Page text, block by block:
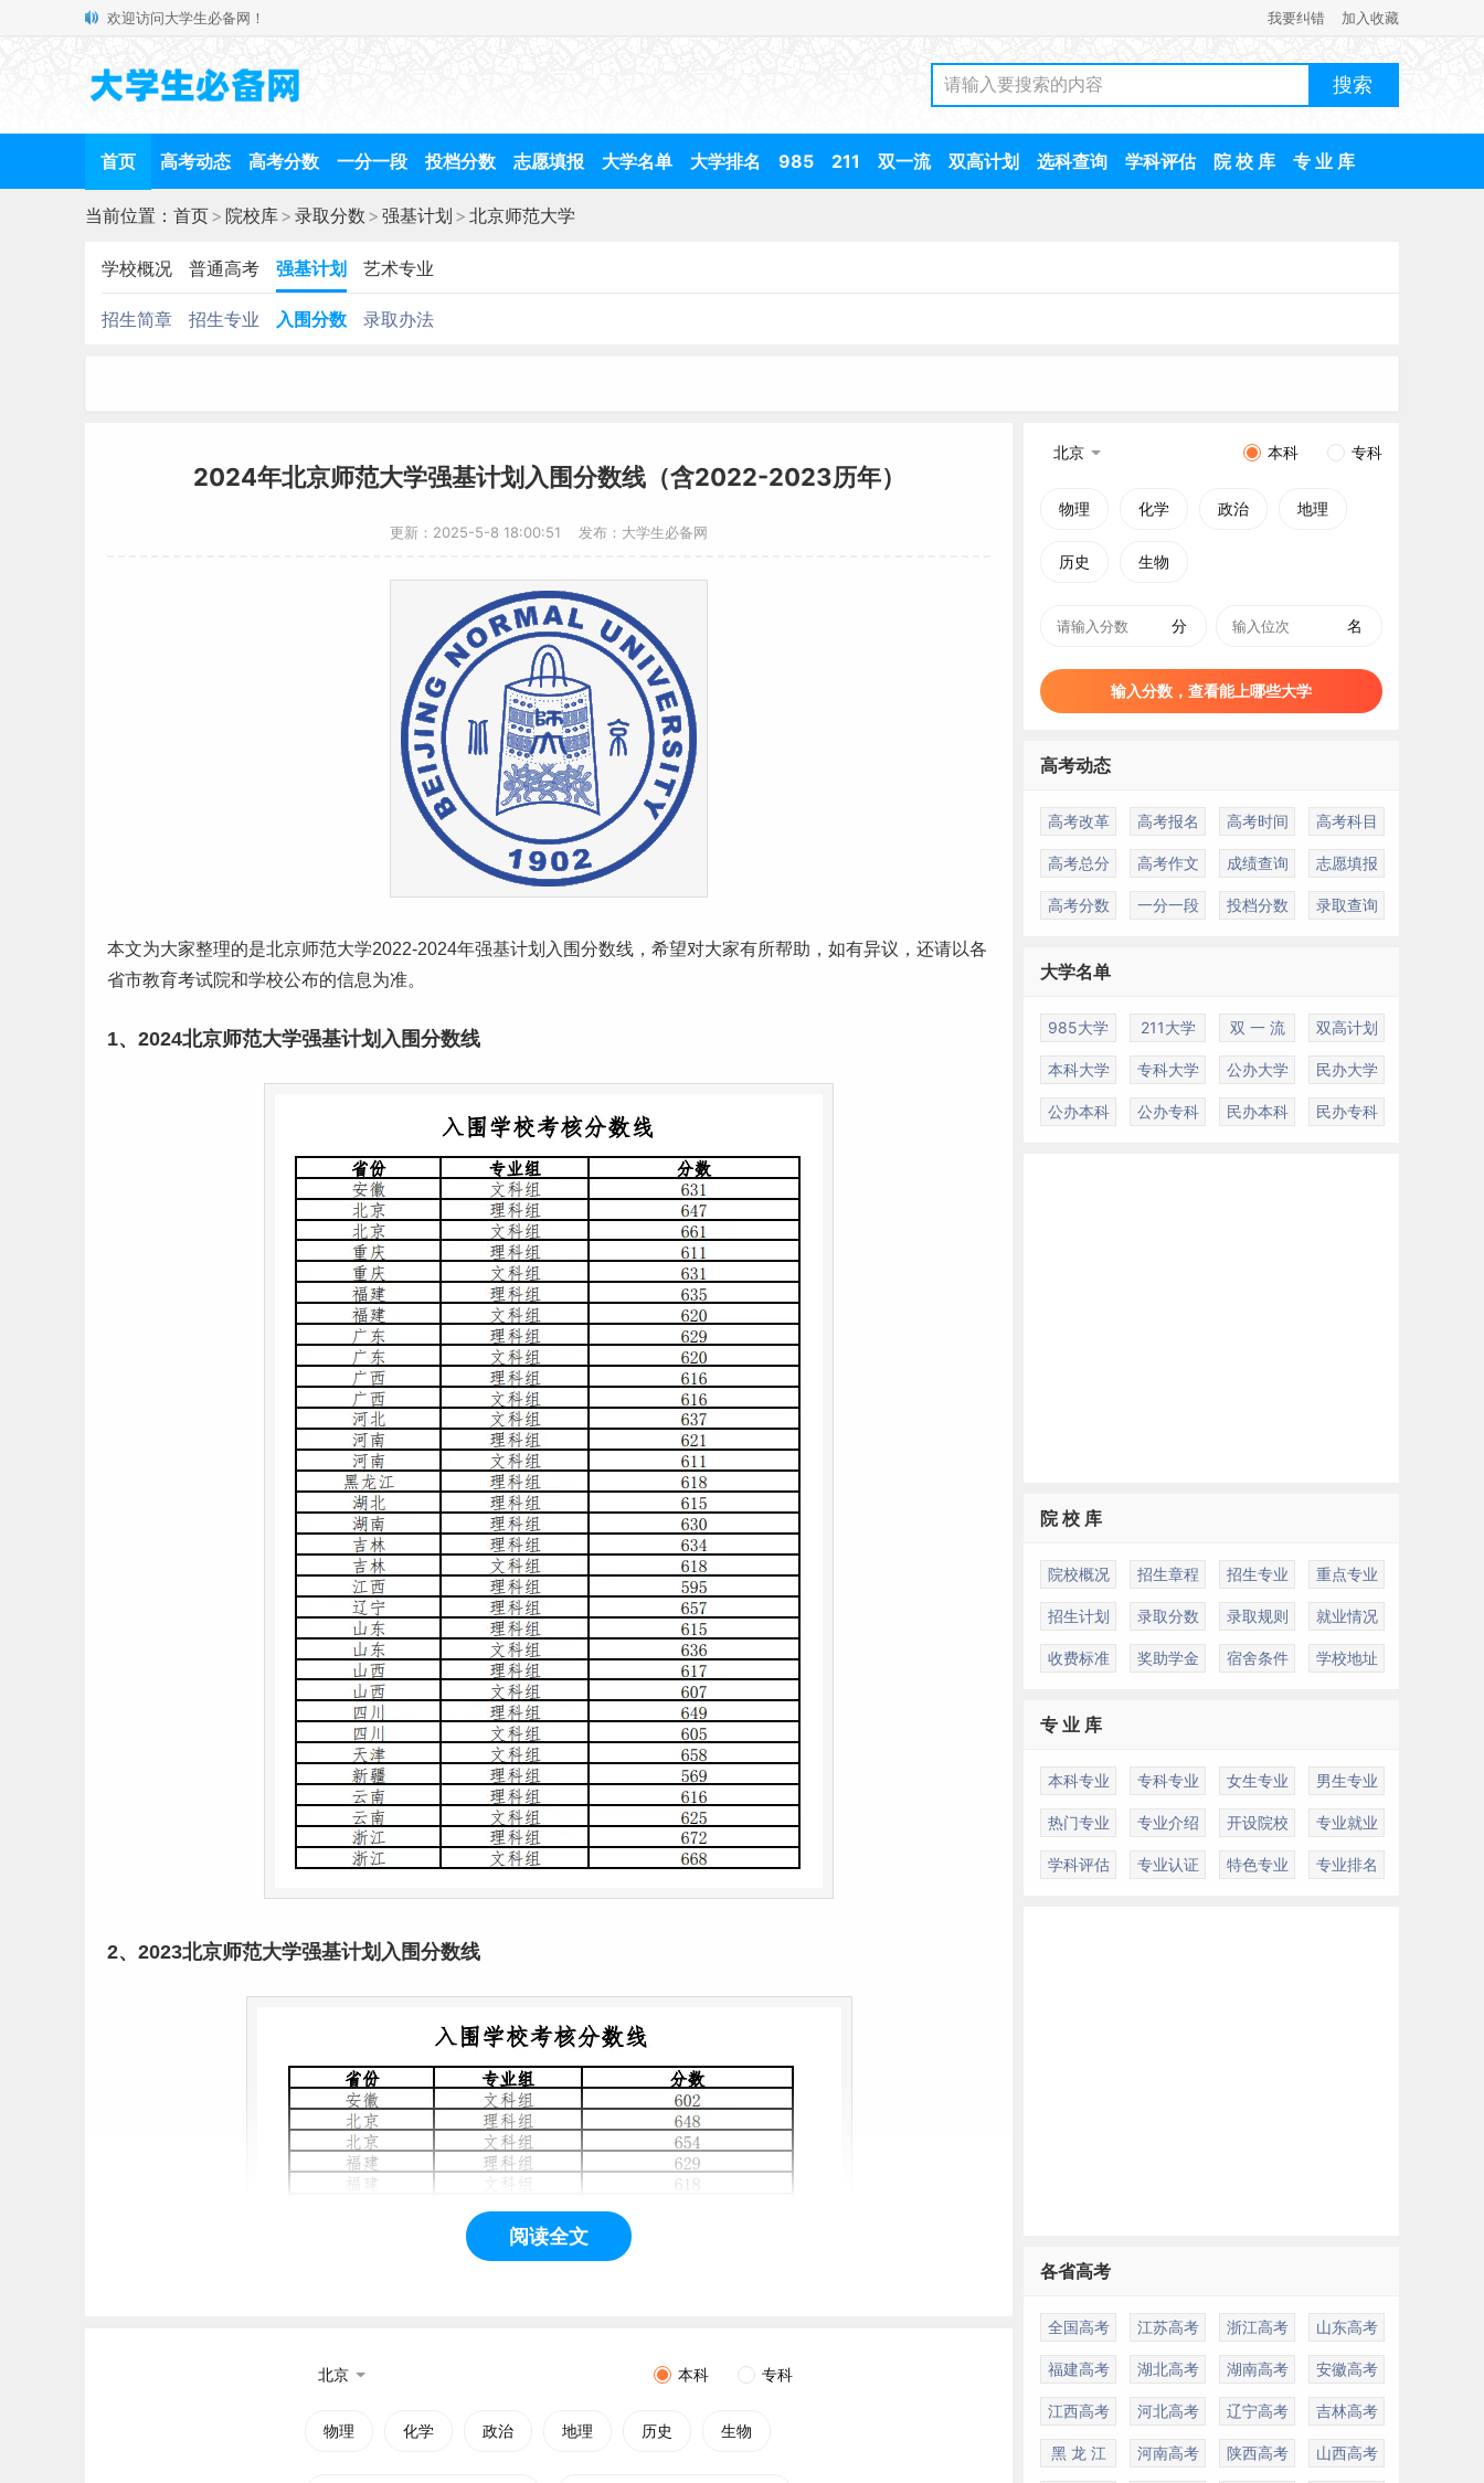
欢迎访问大学生必备网！ 我要纠错 加入收藏
首页 高考动态 高考分数 一分一段 投档分数 志愿填报 大学名单 大学排名 985 211 双一流 双高计划 选科查询 学科评估 院 校 库 专 业 库
当前位置： 首页> 院校库> 录取分数 > 强基计划 > 北京师范大学
学校概况 普通高考 强基计划 艺术专业
招生简章 招生专业 入围分数 录取办法
2024年北京师范大学强基计划入围分数线（含2022-2023历年）
更新：2025-5-8 18:00:51 发布：大学生必备网
本文为大家整理的是北京师范大学2022-2024年强基计划 入围分数线 ，希望对大家有所帮助，如有异议，还请以各
省市教育考试院和学校公布的信息为准。
1、2024北京师范大学强基计划入围分数线
2、2023北京师范大学强基计划入围分数线
阅读全文
北京 本科 专科
物理 化学 政治 地理 历史 生物
北京 本科 专科
物理 化学 政治 地理
历史 生物
分 名
输入分数，查看能上哪些大学
高考动态
高考改革 高考报名 高考时间 高考科目
高考总分 高考作文 成绩查询 志愿填报
高考分数 一分一段 投档分数 录取查询
大学名单
985大学 211大学 双 一 流 双高计划
本科大学 专科大学 公办大学 民办大学
公办本科 公办专科 民办本科 民办专科
院 校 库
院校概况 招生章程 招生专业 重点专业
招生计划 录取分数 录取规则 就业情况
收费标准 奖助学金 宿舍条件 学校地址
专 业 库
本科专业 专科专业 女生专业 男生专业
热门专业 专业介绍 开设院校 专业就业
学科评估 专业认证 特色专业 专业排名
各省高考
全国高考 江苏高考 浙江高考 山东高考
福建高考 湖北高考 湖南高考 安徽高考
江西高考 河北高考 辽宁高考 吉林高考
黑 龙 江 河南高考 陕西高考 山西高考